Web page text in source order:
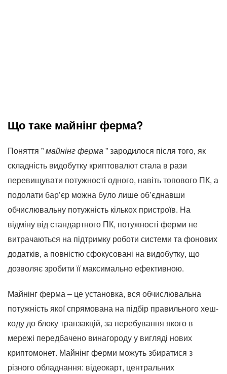
Що таке майнінг ферма?
Поняття ”майнінг ферма” зародилося після того, як
складність видобутку криптовалют стала в рази
перевищувати потужності одного, навіть топового ПК, а
подолати бар’єр можна було лише об’єднавши
обчислювальну потужність кількох пристроїв. На
відміну від стандартного ПК, потужності ферми не
витрачаються на підтримку роботи системи та фонових
додатків, а повністю сфокусовані на видобутку, що
дозволяє зробити її максимально ефективною.
Майнінг ферма – це установка, вся обчислювальна
потужність якої спрямована на підбір правильного хеш-
коду до блоку транзакцій, за перебування якого в
мережі передбачено винагороду у вигляді нових
криптомонет. Майнінг ферми можуть збиратися з
різного обладнання: відеокарт, центральних